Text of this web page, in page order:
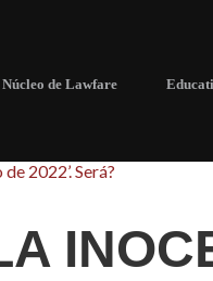
Núcleo de Lawfare
2022’. Será?